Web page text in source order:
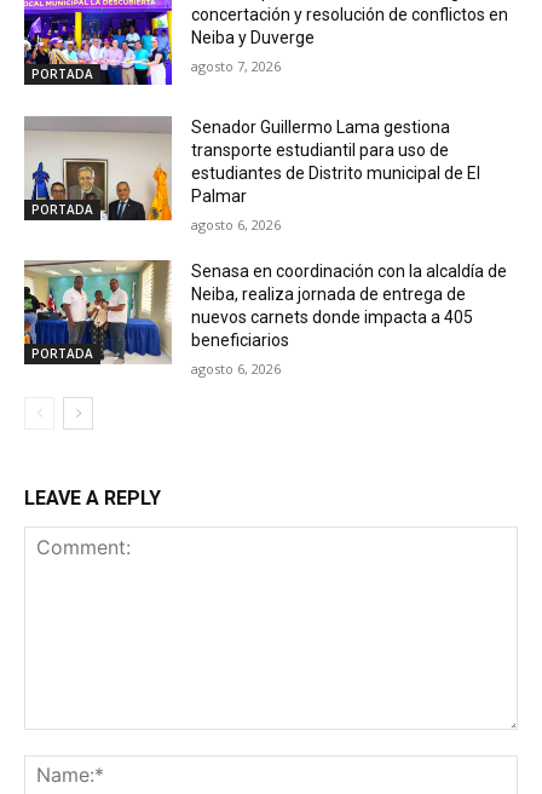
PORTADA
concertación y resolución de conflictos en
Neiba y Duverge
agosto 7, 2026
PORTADA
Senador Guillermo Lama gestiona
transporte estudiantil para uso de
estudiantes de Distrito municipal de El
Palmar
agosto 6, 2026
PORTADA
Senasa en coordinación con la alcaldía de
Neiba, realiza jornada de entrega de
nuevos carnets donde impacta a 405
beneficiarios
agosto 6, 2026
LEAVE A REPLY